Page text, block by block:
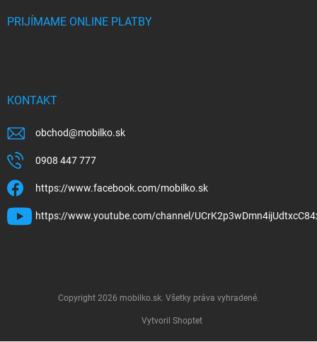
PRIJÍMAME ONLINE PLATBY
KONTAKT
obchod@mobilko.sk
0908 447 777
https://www.facebook.com/mobilko.sk
https://www.youtube.com/channel/
Vytvoril Shoptet
Copyright 2026 mobilko.sk. Všetky práva vyhradené.